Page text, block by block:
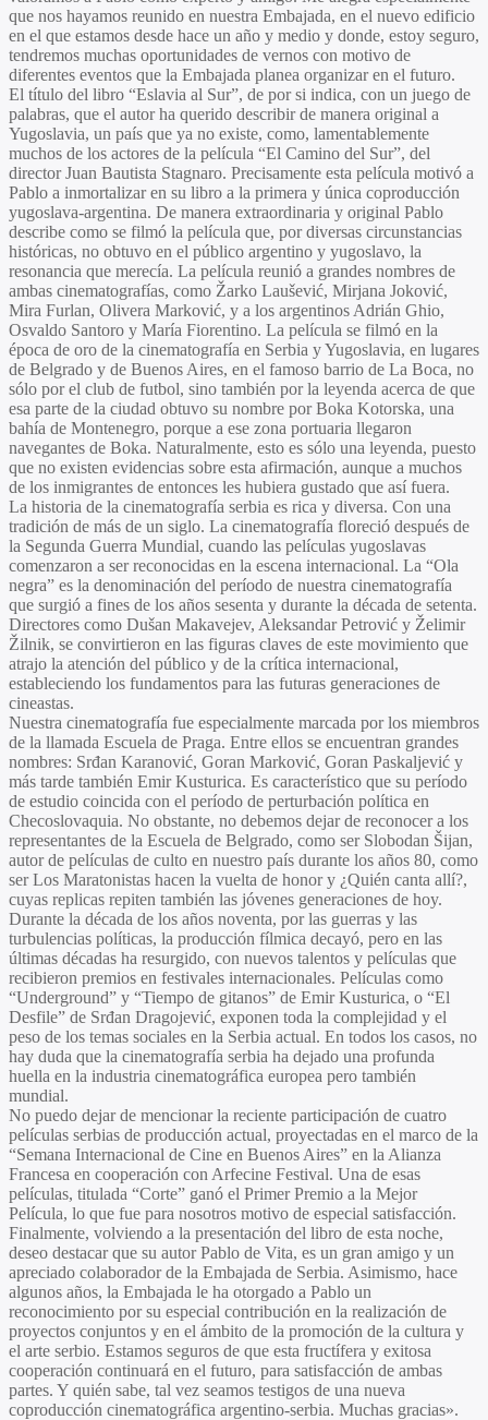
que nos hayamos reunido en nuestra Embajada, en el nuevo edificio
en el que estamos desde hace un año y medio y donde, estoy seguro,
tendremos muchas oportunidades de vernos con motivo de
diferentes eventos que la Embajada planea organizar en el futuro.
El título del libro “Eslavia al Sur”, de por si indica, con un juego de
palabras, que el autor ha querido describir de manera original a
Yugoslavia, un país que ya no existe, como, lamentablemente
muchos de los actores de la película “El Camino del Sur”, del
director Juan Bautista Stagnaro. Precisamente esta película motivó a
Pablo a inmortalizar en su libro a la primera y única coproducción
yugoslava-argentina. De manera extraordinaria y original Pablo
describe como se filmó la película que, por diversas circunstancias
históricas, no obtuvo en el público argentino y yugoslavo, la
resonancia que merecía. La película reunió a grandes nombres de
ambas cinematografías, como Žarko Laušević, Mirjana Joković,
Mira Furlan, Olivera Marković, y a los argentinos Adrián Ghio,
Osvaldo Santoro y María Fiorentino. La película se filmó en la
época de oro de la cinematografía en Serbia y Yugoslavia, en lugares
de Belgrado y de Buenos Aires, en el famoso barrio de La Boca, no
sólo por el club de futbol, sino también por la leyenda acerca de que
esa parte de la ciudad obtuvo su nombre por Boka Kotorska, una
bahía de Montenegro, porque a ese zona portuaria llegaron
navegantes de Boka. Naturalmente, esto es sólo una leyenda, puesto
que no existen evidencias sobre esta afirmación, aunque a muchos
de los inmigrantes de entonces les hubiera gustado que así fuera.
La historia de la cinematografía serbia es rica y diversa. Con una
tradición de más de un siglo. La cinematografía floreció después de
la Segunda Guerra Mundial, cuando las películas yugoslavas
comenzaron a ser reconocidas en la escena internacional. La “Ola
negra” es la denominación del período de nuestra cinematografía
que surgió a fines de los años sesenta y durante la década de setenta.
Directores como Dušan Makavejev, Aleksandar Petrović y Želimir
Žilnik, se convirtieron en las figuras claves de este movimiento que
atrajo la atención del público y de la crítica internacional,
estableciendo los fundamentos para las futuras generaciones de
cineastas.
Nuestra cinematografía fue especialmente marcada por los miembros
de la llamada Escuela de Praga. Entre ellos se encuentran grandes
nombres: Srđan Karanović, Goran Marković, Goran Paskaljević y
más tarde también Emir Kusturica. Es característico que su período
de estudio coincida con el período de perturbación política en
Checoslovaquia. No obstante, no debemos dejar de reconocer a los
representantes de la Escuela de Belgrado, como ser Slobodan Šijan,
autor de películas de culto en nuestro país durante los años 80, como
ser Los Maratonistas hacen la vuelta de honor y ¿Quién canta allí?,
cuyas replicas repiten también las jóvenes generaciones de hoy.
Durante la década de los años noventa, por las guerras y las
turbulencias políticas, la producción fílmica decayó, pero en las
últimas décadas ha resurgido, con nuevos talentos y películas que
recibieron premios en festivales internacionales. Películas como
“Underground” y “Tiempo de gitanos” de Emir Kusturica, o “El
Desfile” de Srđan Dragojević, exponen toda la complejidad y el
peso de los temas sociales en la Serbia actual. En todos los casos, no
hay duda que la cinematografía serbia ha dejado una profunda
huella en la industria cinematográfica europea pero también
mundial.
No puedo dejar de mencionar la reciente participación de cuatro
películas serbias de producción actual, proyectadas en el marco de la
“Semana Internacional de Cine en Buenos Aires” en la Alianza
Francesa en cooperación con Arfecine Festival. Una de esas
películas, titulada “Corte” ganó el Primer Premio a la Mejor
Película, lo que fue para nosotros motivo de especial satisfacción.
Finalmente, volviendo a la presentación del libro de esta noche,
deseo destacar que su autor Pablo de Vita, es un gran amigo y un
apreciado colaborador de la Embajada de Serbia. Asimismo, hace
algunos años, la Embajada le ha otorgado a Pablo un
reconocimiento por su especial contribución en la realización de
proyectos conjuntos y en el ámbito de la promoción de la cultura y
el arte serbio. Estamos seguros de que esta fructífera y exitosa
cooperación continuará en el futuro, para satisfacción de ambas
partes. Y quién sabe, tal vez seamos testigos de una nueva
coproducción cinematográfica argentino-serbia. Muchas gracias».